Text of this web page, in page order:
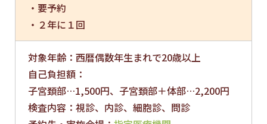
・要予約
・２年に１回
対象年齢：西暦偶数年生まれで20歳以上
自己負担額：
子宮頚部…1,500円、子宮頚部＋体部…2,200円
検査内容：視診、内診、細胞診、問診